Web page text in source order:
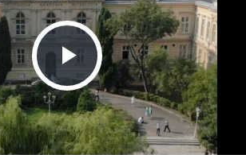
Play Video